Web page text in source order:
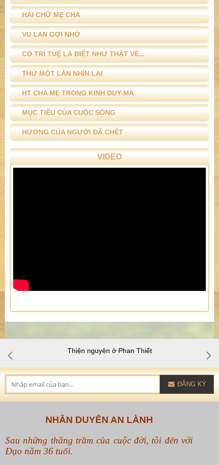
HAI CHỮ MẸ CHA
VU LAN GỢI NHỚ
CÓ TRÍ TUỆ LÀ BIẾT NHƯ THẬT VỀ...
THỬ MỘT LẦN NHÌN LẠI
HT CHA MẸ TRONG KINH DUY-MA
MỤC TIÊU CỦA CUỘC SỐNG
HƯƠNG CỦA NGƯỜI ĐÃ CHẾT
VIDEO
Thiện nguyện Tây nguyên cuối năm 2016
ĐĂNG KÝ
NHÂN DUYÊN AN LÀNH
Sau những thăng trầm của cuộc đời, tôi đến với
Đạo năm 36 tuổi.